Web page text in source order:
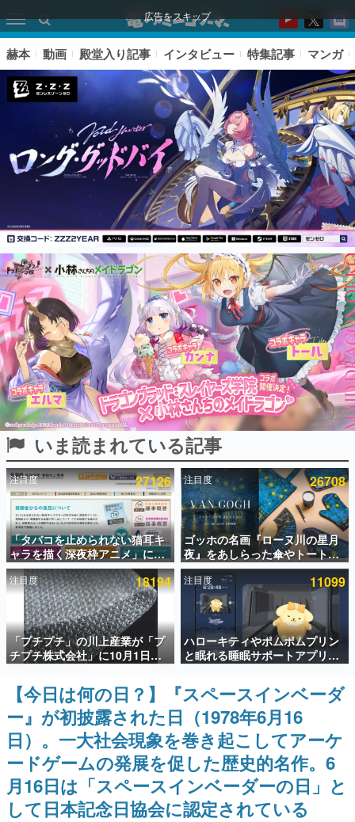
広告をスキップ
ピックアップ
電ファミのいま読まれている記事ランキング
アプリセール情報
インタビュー
連載・特集一覧
殿堂入り記事
SNS拡散数が数千以上！ ページビュー数万以上！ などな
ど。多くの人々に読まれた、電ファミ渾身の“殿堂入り”記
事をまとめました。
ゲームの企画書
名作ゲームクリエイターの方々に製作時のエピソードをお
聞きし、ヒットする企画（ゲーム）とは何か？を探ってい
きます。
赫本
この物語を解いてはいけない。『赫本』は、〈試験問題〉
の形をした短編ホラー小説集です。
新世代に訊く
これからのデジタルゲーム市場を担う若きクリエイター達
の姿を追い、彼らのルーツと情熱を探っていきます。
ゲーム世代の作家たち
ゲームに多大な影響を受けた作家さんに取材し、ゲームが
日本のコンテンツ産業やカルチャーに与えた影響を探る企
画です。
日本モバイルゲーム産業史
日本のモバイルゲーム史における主要なトピック・タイト
ルを網羅するほか、開発者へのインタビューや識者による
解説を掲載。約20年の歴史が一望できる決定版！
赫本 動画 殿堂入り記事 インタビュー 特集記事 マンガ
いま読まれている記事
注目度 27126
「タバコを止められない猫耳キ
ャラを描く深夜枠アニメ」に視
聴者の一部から批判意見。違法
薬物の使用と思わしき描写も含
めて、BPOが議論を交わす
注目度 26708
ゴッホの名画『ローヌ川の星月
夜』をあしらった傘やトートバ
ッグなどが登場。8月7日21時よ
り2日間限定で予約販売
注目度 18194
「プチプチ」の川上産業が「プ
チプチ株式会社」に10月1日よ
り社名変更へ。創業58年で初め
ての変更で、“プチッ”と鳴るお
なじみの緩衝材が会社の名前に
注目度 11099
ハローキティやポムポムプリン
と眠れる睡眠サポートアプリ
『ゆめたび』が配信中。キャラ
ごとのASMRや目覚ましアラー
ムも搭載
【今日は何の日？】『スペースインベーダ
ー』が初披露された日（1978年6月16
日）。一大社会現象を巻き起こしてアーケ
ードゲームの発展を促した歴史的名作。6
月16日は「スペースインベーダーの日」と
して日本記念日協会に認定されている